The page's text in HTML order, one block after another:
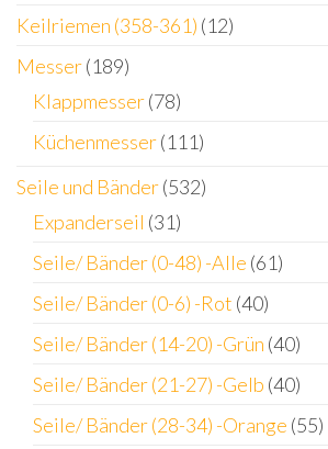
Keilriemen (358-361) (12)
Messer(189)
Klappmesser(78)
Küchenmesser(111)
Seile und Bänder(532)
Expanderseil (31)
Seile/ Bänder (0-48) -Alle (61)
Seile/ Bänder (0-6) -Rot (40)
Seile/ Bänder (14-20) -Grün (40)
Seile/ Bänder (21-27) -Gelb (40)
Seile/ Bänder (28-34) -Orange (55)